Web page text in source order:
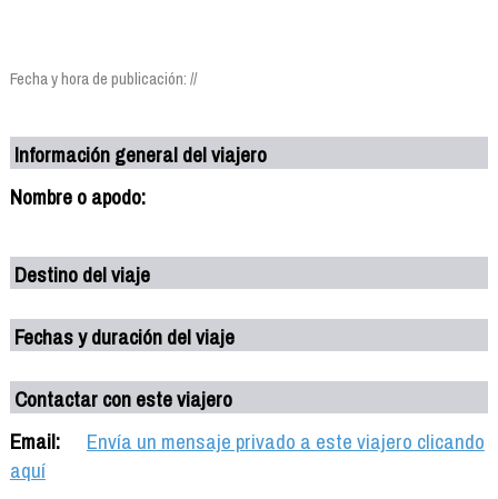
Fecha y hora de publicación: //
Información general del viajero
Nombre o apodo:
Destino del viaje
Fechas y duración del viaje
Contactar con este viajero
Email:
Envía un mensaje privado a este viajero clicando
aquí